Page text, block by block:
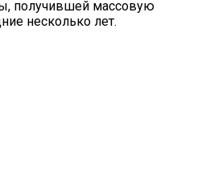
получившей массовую
несколько лет.